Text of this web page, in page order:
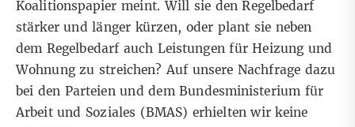
Koalitionspapier meint. Will sie den Regelbedarf
stärker und länger kürzen, oder plant sie neben
dem Regelbedarf auch Leistungen für Heizung und
Wohnung zu streichen? Auf unsere Nachfrage dazu
bei den Parteien und dem Bundesministerium für
Arbeit und Soziales (BMAS) erhielten wir keine